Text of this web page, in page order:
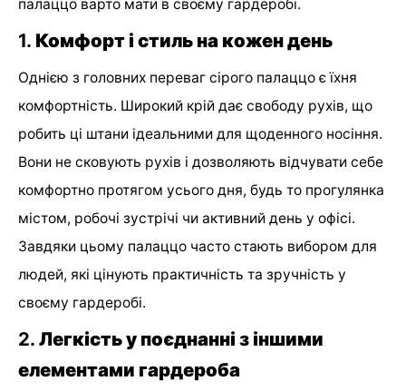
палаццо варто мати в своєму гардеробі.
1. Комфорт і стиль на кожен день
Однією з головних переваг сірого палаццо є їхня
комфортність. Широкий крій дає свободу рухів, що
робить ці штани ідеальними для щоденного носіння.
Вони не сковують рухів і дозволяють відчувати себе
комфортно протягом усього дня, будь то прогулянка
містом, робочі зустрічі чи активний день у офісі.
Завдяки цьому палаццо часто стають вибором для
людей, які цінують практичність та зручність у
своєму гардеробі.
2. Легкість у поєднанні з іншими
елементами гардероба